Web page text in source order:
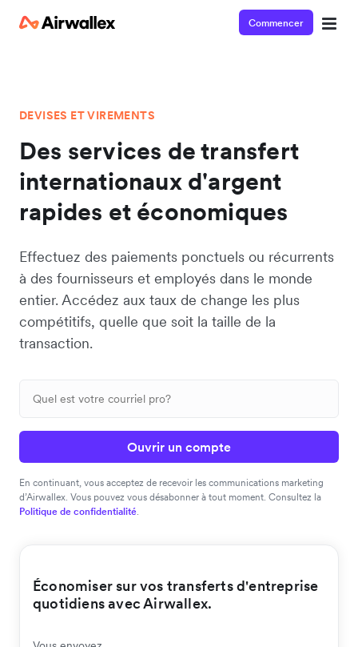
Commencer
DEVISES ET VIREMENTS
Des services de transfert
internationaux d'argent
rapides et économiques
Effectuez des paiements ponctuels ou récurrents
à des fournisseurs et employés dans le monde
entier. Accédez aux taux de change les plus
compétitifs, quelle que soit la taille de la
transaction.
Ouvrir un compte
En continuant, vous acceptez de recevoir les communications marketing
d’Airwallex. Vous pouvez vous désabonner à tout moment. Consultez la
Politique de confidentialité.
Économiser sur vos transferts d'entreprise
quotidiens avec Airwallex.